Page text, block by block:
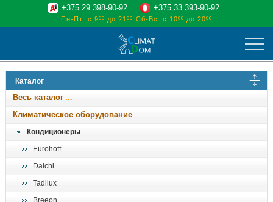
климат
отопительные котлы
водоснабжение
+375 29 398-90-92 +375 33 393-90-92
Пн-Пт: с 9ºº до 21ºº Сб-Вс: с 10ºº до 20ºº
Каталог
Весь каталог
Климатическое оборудование
Кондиционеры
Eurohoff
Daichi
Tadilux
Breeon